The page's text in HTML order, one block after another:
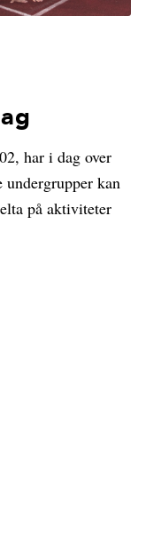
har i dag over
kan
på aktiviteter